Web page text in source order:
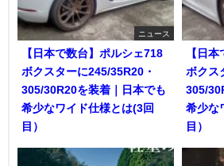
ニュース
【日本で数台】ポルシェ718
ボクスターに245/35R20・
305/30R20を装着｜日本でも
希少なワイド仕様とは(3回
目）
【日
ボクス
305/
希少な
目）